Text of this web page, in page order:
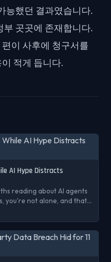
능했던 결과였습니다.
부 곳곳에 존재합니다.
이 사후에 청구서를
적게 듭니다.
AI Hype Distracts
reading about AI agents
you're not alone, and that's
press and